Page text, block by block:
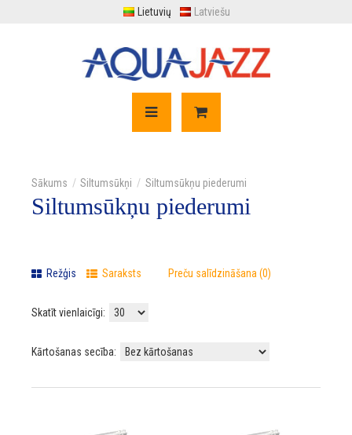
Lietuvių Latviešu
Siltumsūkņi Siltumsūkņu piederumi
Siltumsūkņu piederumi
Režģis Saraksts Preču salīdzināšana (0)
Skatīt vienlaicīgi:
Kārtošanas secība: